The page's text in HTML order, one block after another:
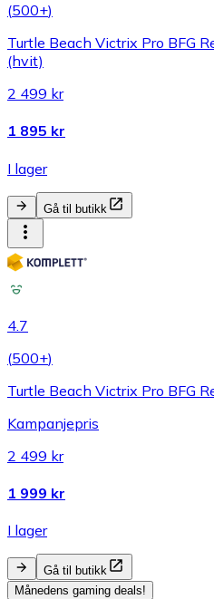
(500+)
Turtle Beach Victrix Pro BFG
(hvit)
2 499 kr
1 895 kr
I lager
Gå til butikk
4.7
(500+)
Turtle Beach Victrix Pro BFG
Kampanjepris
2 499 kr
1 999 kr
I lager
Gå til butikk
Månedens gaming deals!